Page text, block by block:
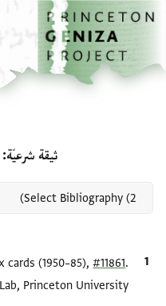
إلى المحتوى الرئيسي
الرئيسية
ثيقة شرعيّة
الاقتباس المرجعيcards (1950–85),#11861
Princeton University.